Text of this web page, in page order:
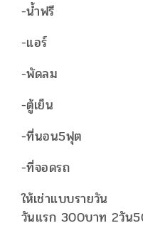
-น้ำฟรี
-แอร์
-พัดลม
-ตู้เย็น
-ที่นอน5ฟุต
-ที่จอดรถ
ให้เช่าแบบรายวัน
วันแรก 300บาท 2วัน